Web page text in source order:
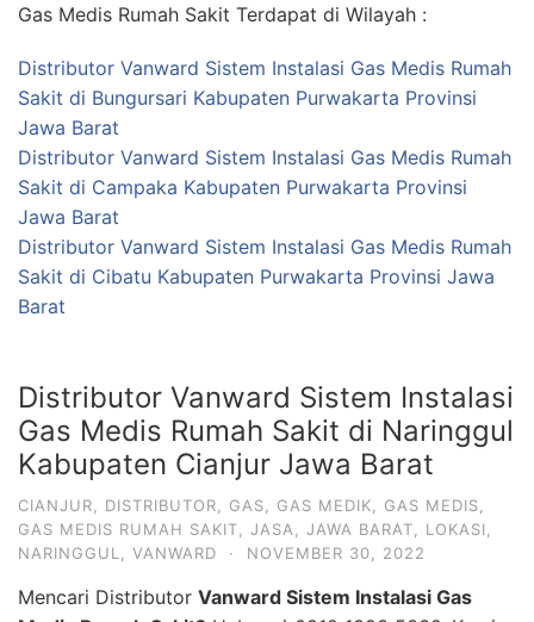
Gas Medis Rumah Sakit Terdapat di Wilayah :
Distributor Vanward Sistem Instalasi Gas Medis Rumah
Sakit di Bungursari Kabupaten Purwakarta Provinsi
Jawa Barat
Distributor Vanward Sistem Instalasi Gas Medis Rumah
Sakit di Campaka Kabupaten Purwakarta Provinsi
Jawa Barat
Distributor Vanward Sistem Instalasi Gas Medis Rumah
Sakit di Cibatu Kabupaten Purwakarta Provinsi Jawa
Barat
Distributor Vanward Sistem Instalasi
Gas Medis Rumah Sakit di Naringgul
Kabupaten Cianjur Jawa Barat
CIANJUR DISTRIBUTOR GAS GAS MEDIK GAS MEDIS
GAS MEDIS RUMAH SAKIT
JASA JAWA BARAT LOKASI
NARINGGUL
VANWARD · NOVEMBER 30, 2022
Mencari Distributor Vanward Sistem Instalasi Gas